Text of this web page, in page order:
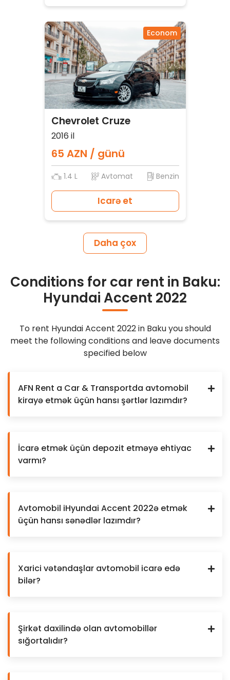
Daha çox
Econom
Chevrolet Cruze
2016 il
65 AZN / günü
1.4 L Avtomat Benzin
Icarə et
Conditions for car rent in Baku:
Hyundai Accent 2022
To rent Hyundai Accent 2022 in Baku you should
meet the following conditions and leave documents
specified below
AFN Rent a Car & Transportda avtomobil
kirayə etmək üçün hansı şərtlər lazımdır?
İcarə etmək üçün depozit etməyə ehtiyac
varmı?
Avtomobil iHyundai Accent 2022ə etmək
üçün hansı sənədlər lazımdır?
Xarici vətəndaşlar avtomobil icarə edə
bilər?
Şirkət daxilində olan avtomobillər
sığortalıdır?